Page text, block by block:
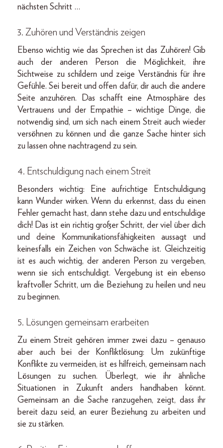
nächsten Schritt …
3. Zuhören und Verständnis zeigen
Ebenso wichtig wie das Sprechen ist das Zuhören! Gib
auch der anderen Person die Möglichkeit, ihre
Sichtweise zu schildern und zeige Verständnis für ihre
Gefühle. Sei bereit und offen dafür, dir auch die andere
Seite anzuhören. Das schafft eine Atmosphäre des
Vertrauens und der Empathie – wichtige Dinge, die
notwendig sind, um sich nach einem Streit auch wieder
versöhnen zu können und die ganze Sache hinter sich
zu lassen ohne nachtragend zu sein.
4. Entschuldigung nach einem Streit
Besonders wichtig: Eine aufrichtige Entschuldigung
kann Wunder wirken. Wenn du erkennst, dass du einen
Fehler gemacht hast, dann stehe dazu und entschuldige
dich! Das ist ein richtig großer Schritt, der viel über dich
und deine Kommunikationsfähigkeiten aussagt und
keinesfalls ein Zeichen von Schwäche ist. Gleichzeitig
ist es auch wichtig, der anderen Person zu vergeben,
wenn sie sich entschuldigt. Vergebung ist ein ebenso
kraftvoller Schritt, um die Beziehung zu heilen und neu
zu beginnen.
5. Lösungen gemeinsam erarbeiten
Zu einem Streit gehören immer zwei dazu – genauso
aber auch bei der Konfliktlösung: Um zukünftige
Konflikte zu vermeiden, ist es hilfreich, gemeinsam nach
Lösungen zu suchen. Überlegt, wie ihr ähnliche
Situationen in Zukunft anders handhaben könnt.
Gemeinsam an die Sache ranzugehen, zeigt, dass ihr
bereit dazu seid, an eurer Beziehung zu arbeiten und
sie zu stärken.